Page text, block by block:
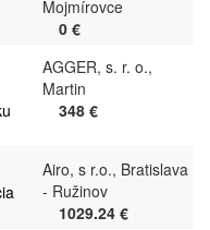
Mojmírovce
0 €
AGGER, s. r. o.,
Martin
348 €
Airo, s r.o., Bratislava
- Ružinov
1029.24 €